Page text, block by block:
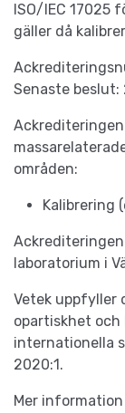
ISO/IEC 17025
gäller då
Senaste
områden:
Kalibrering
laboratorium i
Vetek uppfyller
opartiskhet
internationella
2020:1.
Mer